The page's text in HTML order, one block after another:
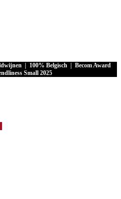
| 100% Belgisch | Becom Award
Small 2025